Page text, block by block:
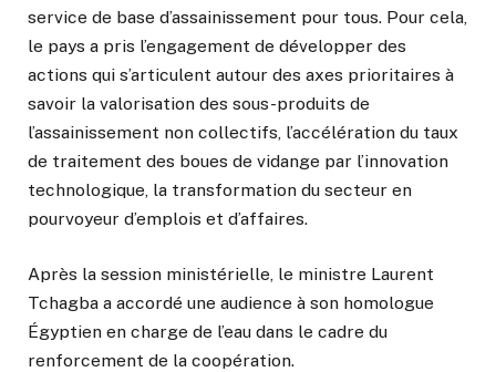
service de base d’assainissement pour tous. Pour cela,
le pays a pris l’engagement de développer des
actions qui s’articulent autour des axes prioritaires à
savoir la valorisation des sous-produits de
l’assainissement non collectifs, l’accélération du taux
de traitement des boues de vidange par l’innovation
technologique, la transformation du secteur en
pourvoyeur d’emplois et d’affaires.
Après la session ministérielle, le ministre Laurent
Tchagba a accordé une audience à son homologue
Égyptien en charge de l’eau dans le cadre du
renforcement de la coopération.